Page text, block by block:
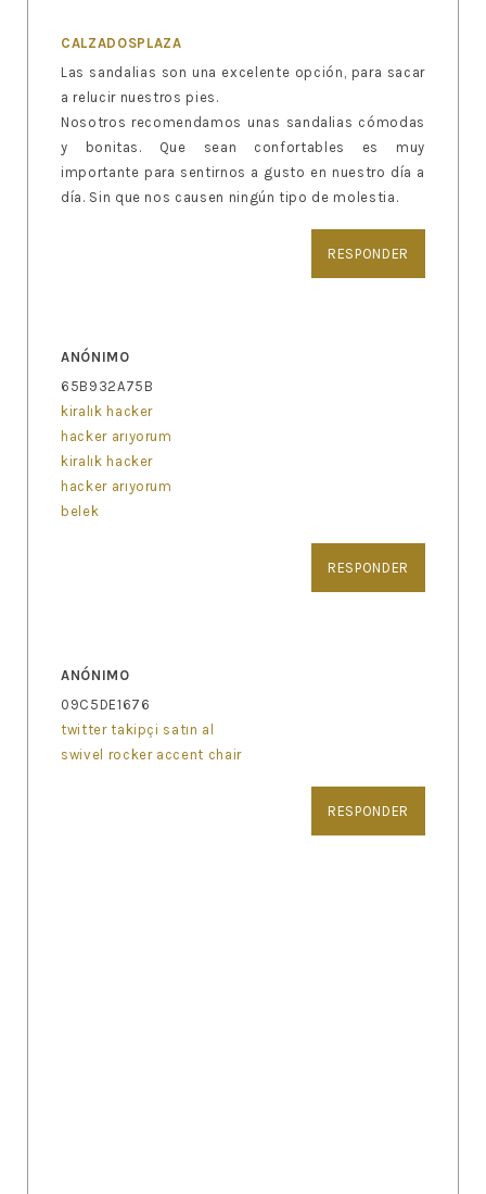
CALZADOSPLAZA
Las sandalias son una excelente opción, para sacar
a relucir nuestros pies.
Nosotros recomendamos unas sandalias cómodas
y bonitas. Que sean confortables es muy
importante para sentirnos a gusto en nuestro día a
día. Sin que nos causen ningún tipo de molestia.
RESPONDER
ANÓNIMO
65B932A75B
kiralık hacker
hacker arıyorum
kiralık hacker
hacker arıyorum
belek
RESPONDER
ANÓNIMO
09C5DE1676
twitter takipçi satın al
swivel rocker accent chair
RESPONDER